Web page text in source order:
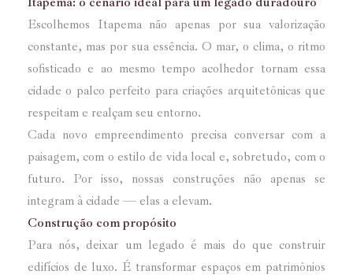
Escolhemos Itapema não apenas por sua valorização
constante, mas por sua essência. O mar, o clima, o ritmo
sofisticado e ao mesmo tempo acolhedor tornam essa
cidade o palco perfeito para criações arquitetônicas que
respeitam e realçam seu entorno.
Cada novo empreendimento precisa conversar com a
paisagem, com o estilo de vida local e, sobretudo, com o
futuro. Por isso, nossas construções não apenas se
integram à cidade — elas a elevam.
Construção com propósito
Para nós, deixar um legado é mais do que construir
edifícios de luxo. É transformar espaços em patrimônios